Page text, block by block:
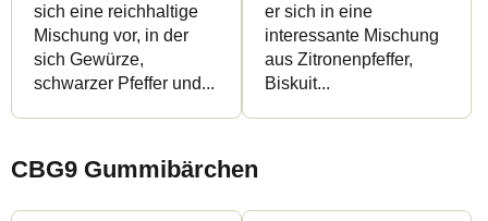
sich eine reichhaltige
Mischung vor, in der
sich Gewürze,
schwarzer Pfeffer und...
er sich in eine
interessante Mischung
aus Zitronenpfeffer,
Biskuit...
CBG9 Gummibärchen